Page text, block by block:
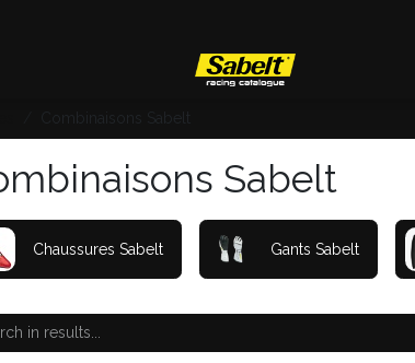
Combinaisons Sabelt
Sabelt
Chaussures Sabelt Gants Sabelt